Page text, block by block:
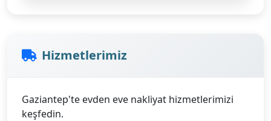
Hizmetlerimiz
Gaziantep'te evden eve nakliyat hizmetlerimizi
keşfedin.